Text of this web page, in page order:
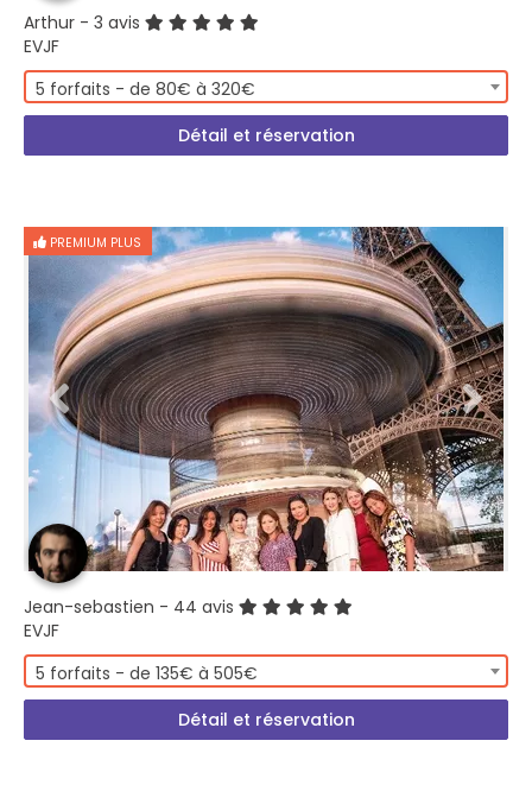
Arthur - 3 avis
EVJF
5 forfaits - de 80€ à 320€
Détail et réservation
PREMIUM PLUS
Jean-sebastien - 44 avis
EVJF
5 forfaits - de 135€ à 505€
Détail et réservation